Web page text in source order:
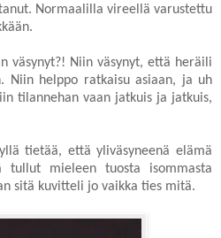
Normaalilla vireellä varustettu
väsynyt?! Niin väsynyt, että heräili
Niin helppo ratkaisu asiaan, ja uh
tilannehan vaan jatkuis ja jatkuis,
tietää, että yliväsyneenä elämä
tullut mieleen tuosta isommasta
sitä kuvitteli jo vaikka ties mitä.